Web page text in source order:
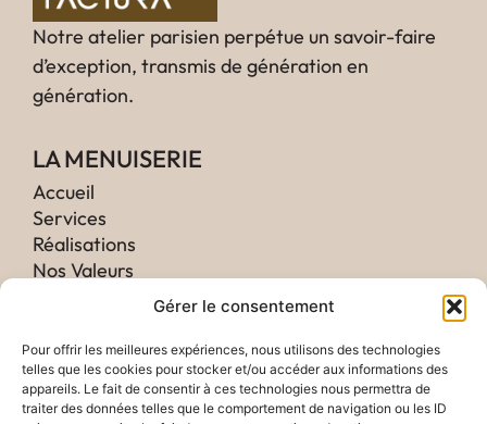
Gérer le consentement
Pour offrir les meilleures expériences, nous utilisons des technologies
telles que les cookies pour stocker et/ou accéder aux informations des
appareils. Le fait de consentir à ces technologies nous permettra de
traiter des données telles que le comportement de navigation ou les ID
Notre atelier parisien perpétue un savoir-faire
d’exception, transmis de génération en
génération.
LA MENUISERIE
Accueil
Services
Réalisations
Nos Valeurs
CONFIDENTIALITÉ
Mentions légales
Blog